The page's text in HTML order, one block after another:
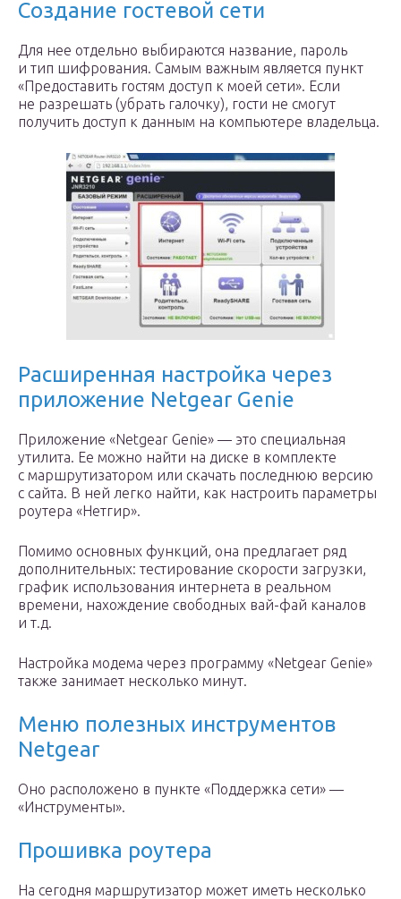
Создание гостевой сети
Для нее отдельно выбираются название, пароль
и тип шифрования. Самым важным является пункт
«Предоставить гостям доступ к моей сети». Если
не разрешать (убрать галочку), гости не смогут
получить доступ к данным на компьютере владельца.
Расширенная настройка через
приложение Netgear Genie
Приложение «Netgear Genie» — это специальная
утилита. Ее можно найти на диске в комплекте
с маршрутизатором или скачать последнюю версию
с сайта. В ней легко найти, как настроить параметры
роутера «Нетгир».
Помимо основных функций, она предлагает ряд
дополнительных: тестирование скорости загрузки,
график использования интернета в реальном
времени, нахождение свободных вай-фай каналов
и т.д.
Настройка модема через программу «Netgear Genie»
также занимает несколько минут.
Меню полезных инструментов
Netgear
Оно расположено в пункте «Поддержка сети» —
«Инструменты».
Прошивка роутера
На сегодня маршрутизатор может иметь несколько